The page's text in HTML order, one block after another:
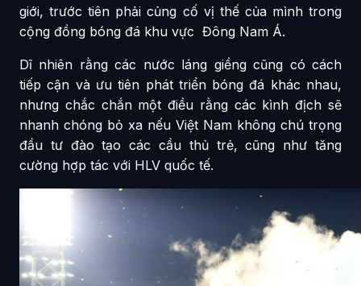
giới, trước tiên phải củng cố vị thế của mình trong
cộng đồng bóng đá khu vực Đông Nam Á.
Dĩ nhiên rằng các nước láng giềng cũng có cách
tiếp cận và ưu tiên phát triển bóng đá khác nhau,
nhưng chắc chắn một điều rằng các kình địch sẽ
nhanh chóng bỏ xa nếu Việt Nam không chú trọng
đầu tư đào tạo các cầu thủ trẻ, cũng như tăng
cường hợp tác với HLV quốc tế.